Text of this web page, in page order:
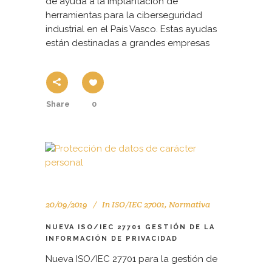
herramientas para la ciberseguridad
industrial en el País Vasco. Estas ayudas
están destinadas a grandes empresas
Share 0
20/09/2019 InISO/IEC 27001, Normativa
NUEVA ISO/IEC 27701 GESTIÓN DE LA
INFORMACIÓN DE PRIVACIDAD
Nueva ISO/IEC 27701 para la gestión de